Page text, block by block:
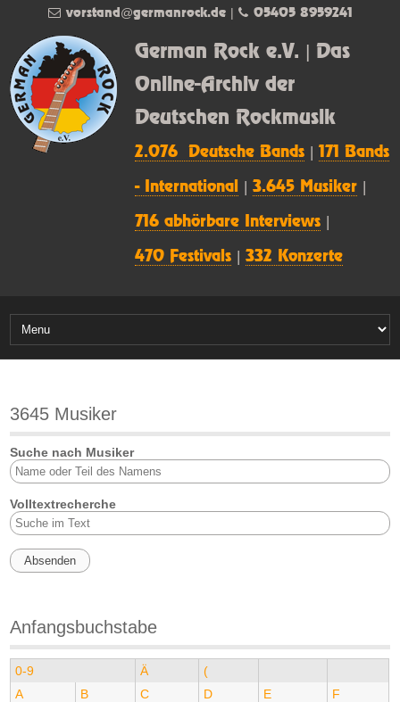
German Rock e.V. | Das
Online-Archiv der
Deutschen Rockmusik
2.076 Deutsche Bands |171 Bands
- International |3.645 Musiker
716 abhörbare Interviews
470 Festivals |332 Konzerte
vorstand@germanrock.de| 05405 8959241
3645 Musiker
Suche nach Musiker
Volltextrecherche
Anfangsbuchstabe
0-9 Ä
(
A
B C D E
F